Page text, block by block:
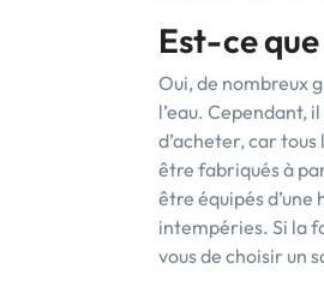
Est-ce
Oui, de nombreux
l’eau. Cependant,
d’acheter, car
être fabriqués à
être équipés
intempéries. Si la
vous de choisir un